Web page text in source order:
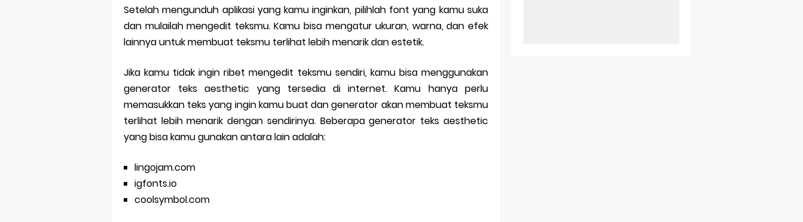
Setelah mengunduh aplikasi yang kamu inginkan, pilihlah font yang kamu suka
dan mulailah mengedit teksmu. Kamu bisa mengatur ukuran, warna, dan efek
lainnya untuk membuat teksmu terlihat lebih menarik dan estetik.
Jika kamu tidak ingin ribet mengedit teksmu sendiri, kamu bisa menggunakan
generator teks aesthetic yang tersedia di internet. Kamu hanya perlu
memasukkan teks yang ingin kamu buat dan generator akan membuat teksmu
terlihat lebih menarik dengan sendirinya. Beberapa generator teks aesthetic
yang bisa kamu gunakan antara lain adalah:
lingojam.com
igfonts.io
coolsymbol.com